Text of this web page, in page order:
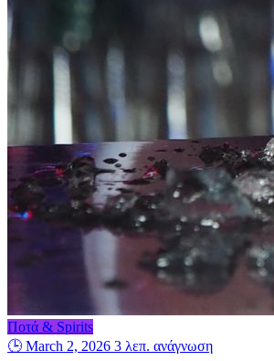
Ποτά & Spirits
🕒 March 2, 2026 3 λεπ. ανάγνωση